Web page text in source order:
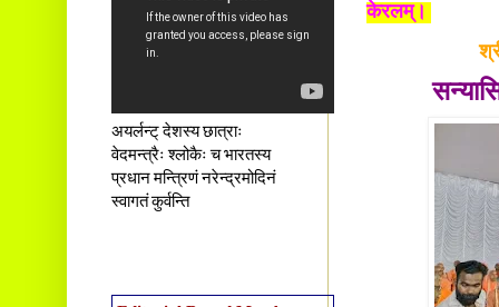
केरलम्।
अयर्लन्ट् देशस्य छात्राः
वेदमन्त्रैः श्लोकैः च भारतस्य
प्रधान मन्त्रिणं नरेन्द्रमोदिनं
स्वागतं कुर्वन्ति